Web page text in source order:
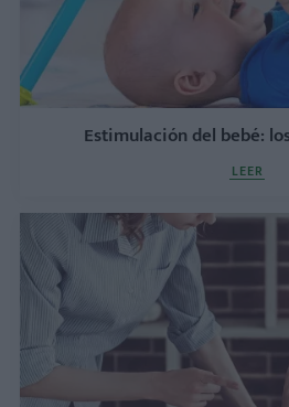
Estimulación del bebé:
LEER